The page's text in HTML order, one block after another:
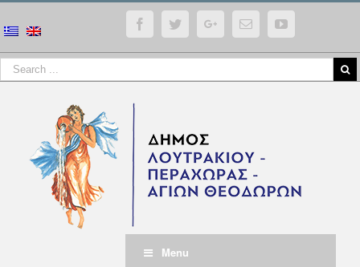
FacebookTwitterGoogle+Email YouTube
Menu